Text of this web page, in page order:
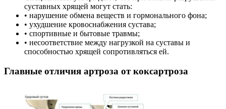
суставных хрящей могут стать:
• нарушение обмена веществ и гормонального фона;
• ухудшение кровоснабжения сустава;
• спортивные и бытовые травмы;
• несоответствие между нагрузкой на суставы и
способностью хрящей сопротивляться ей.
Главные отличия артроза от коксартроза